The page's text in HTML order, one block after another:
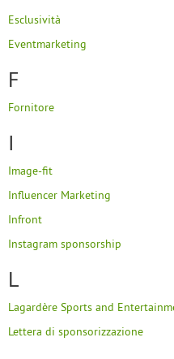
Esclusività
Eventmarketing
F
Fornitore
I
Image-fit
Influencer Marketing
Infront
Instagram sponsorship
L
Lagardère Sports and
Lettera di sponsorizzazione